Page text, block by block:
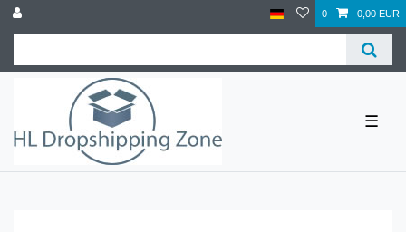
0 0,00 EUR
☰